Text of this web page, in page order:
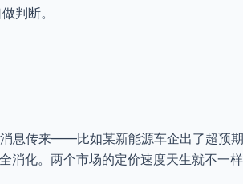
判断。
息传来——比如某新能源车企出了超预
化。两个市场的定价速度天生就不一样